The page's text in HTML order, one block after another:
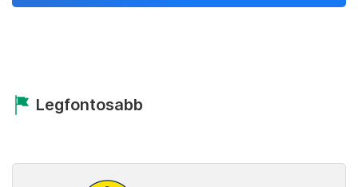
Legfontosabb